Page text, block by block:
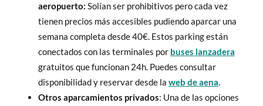
aeropuerto: Solían ser prohibitivos pero cada vez
tienen precios más accesibles pudiendo aparcar una
semana completa desde 40€. Estos parking están
conectados con las terminales por buses lanzadera
gratuitos que funcionan 24h. Puedes consultar
disponibilidad y reservar desde la web de aena.
Otros aparcamientos privados: Una de las opciones